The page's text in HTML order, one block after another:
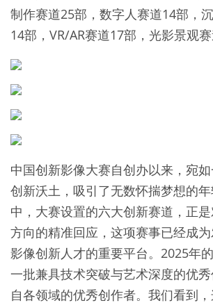
制作赛道25部，数字人赛道14部，
14部，VR/AR赛道17部，光影景观赛
中国创新影像大赛自创办以来，宛
创新沃土，吸引了无数怀揣梦想的
中，大赛设置的六大创新赛道，正
方向的精准回应，这项赛事已经成
影像创新人才的重要平台。2025年
一批兼具技术突破与艺术深度的优
自各领域的优秀创作者。我们看到